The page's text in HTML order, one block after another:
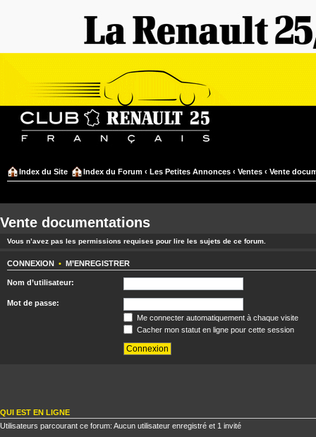
Index du Site Index du Forum ‹ Les Petites Annonces ‹ Ventes ‹ Vente
Vente documentations
Vous n’avez pas les permissions requises pour lire les sujets de ce forum.
CONNEXION • M’ENREGISTRER
Nom d’utilisateur:
Mot de passe:
Me connecter automatiquement à chaque visite
Cacher mon statut en ligne pour cette session
QUI EST EN LIGNE
Utilisateurs parcourant ce forum: Aucun utilisateur enregistré et 1 invité